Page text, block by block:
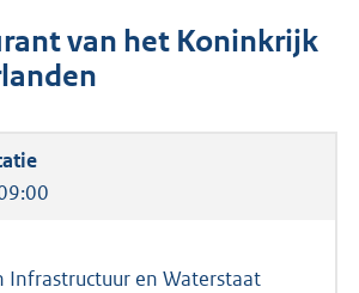
van het Koninkrijk
Infrastructuur en Waterstaat